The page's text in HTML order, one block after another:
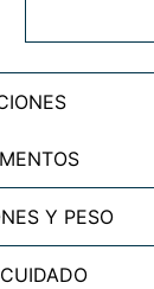
Y PESO